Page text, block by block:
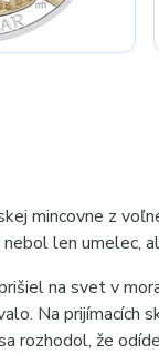
mincovne z
nebol len umelec,
na svet v
Na prijímacích
rozhodol, že